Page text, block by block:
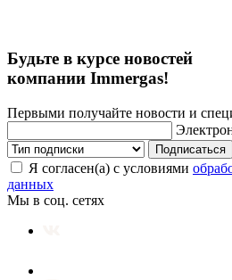
Будьте в курсе новостей
компании Immergas!
Первыми получайте новости и
Подписаться
Я согласен(а) с условиями
данных
Мы в соц. сетях